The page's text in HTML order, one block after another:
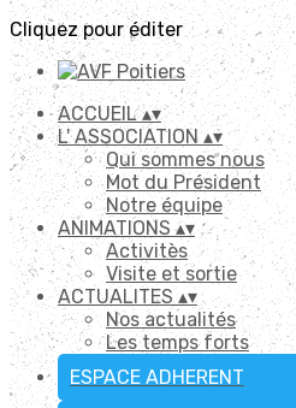
Cliquez pour éditer
ACCUEIL▴▾
L' ASSOCIATION▴▾
Qui sommes nous
Mot du Président
Notre équipe
ANIMATIONS▴▾
Activitès
Visite et sortie
ACTUALITES ▴▾
Nos actualités
Les temps forts
ESPACE ADHERENT